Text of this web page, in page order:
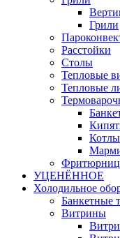
Грили
Расстойки
Столы
Тепловые
Тепловые
Котлы
УЦЕНЁННОЕ
Холодильное
Банкетные
Витрины